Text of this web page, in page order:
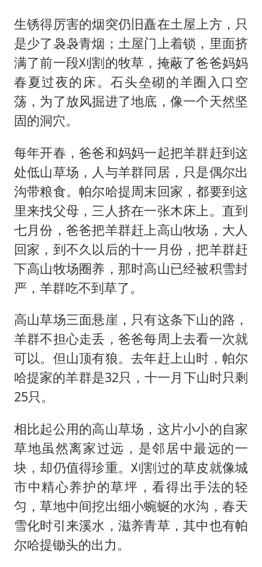
生锈得厉害的烟突仍旧矗在土屋上方，只
是少了袅袅青烟；土屋门上着锁，里面挤
满了前一段刈割的牧草，掩蔽了爸爸妈妈
春夏过夜的床。石头垒砌的羊圈入口空
荡，为了放风掘进了地底，像一个天然坚
固的洞穴。
每年开春，爸爸和妈妈一起把羊群赶到这
处低山草场，人与羊群同居，只是偶尔出
沟带粮食。帕尔哈提周末回家，都要到这
里来找父母，三人挤在一张木床上。直到
七月份，爸爸把羊群赶上高山牧场，大人
回家，到不久以后的十一月份，把羊群赶
下高山牧场圈养，那时高山已经被积雪封
严，羊群吃不到草了。
高山草场三面悬崖，只有这条下山的路，
羊群不担心走丢，爸爸每周上去看一次就
可以。但山顶有狼。去年赶上山时，帕尔
哈提家的羊群是32只，十一月下山时只剩
25只。
相比起公用的高山草场，这片小小的自家
草地虽然离家过远，是邻居中最远的一
块，却仍值得珍重。刈割过的草皮就像城
市中精心养护的草坪，看得出手法的轻
匀，草地中间挖出细小蜿蜒的水沟，春天
雪化时引来溪水，滋养青草，其中也有帕
尔哈提锄头的出力。